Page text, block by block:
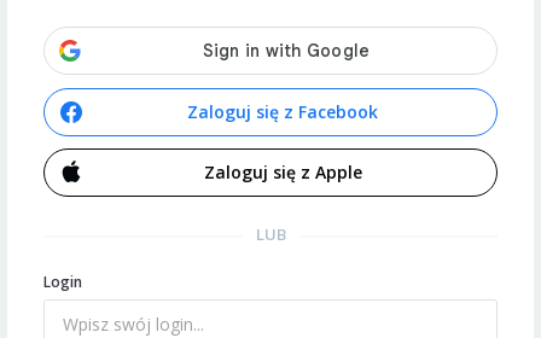
Zaloguj się z Facebook
Zaloguj się z Apple
LUB
Login